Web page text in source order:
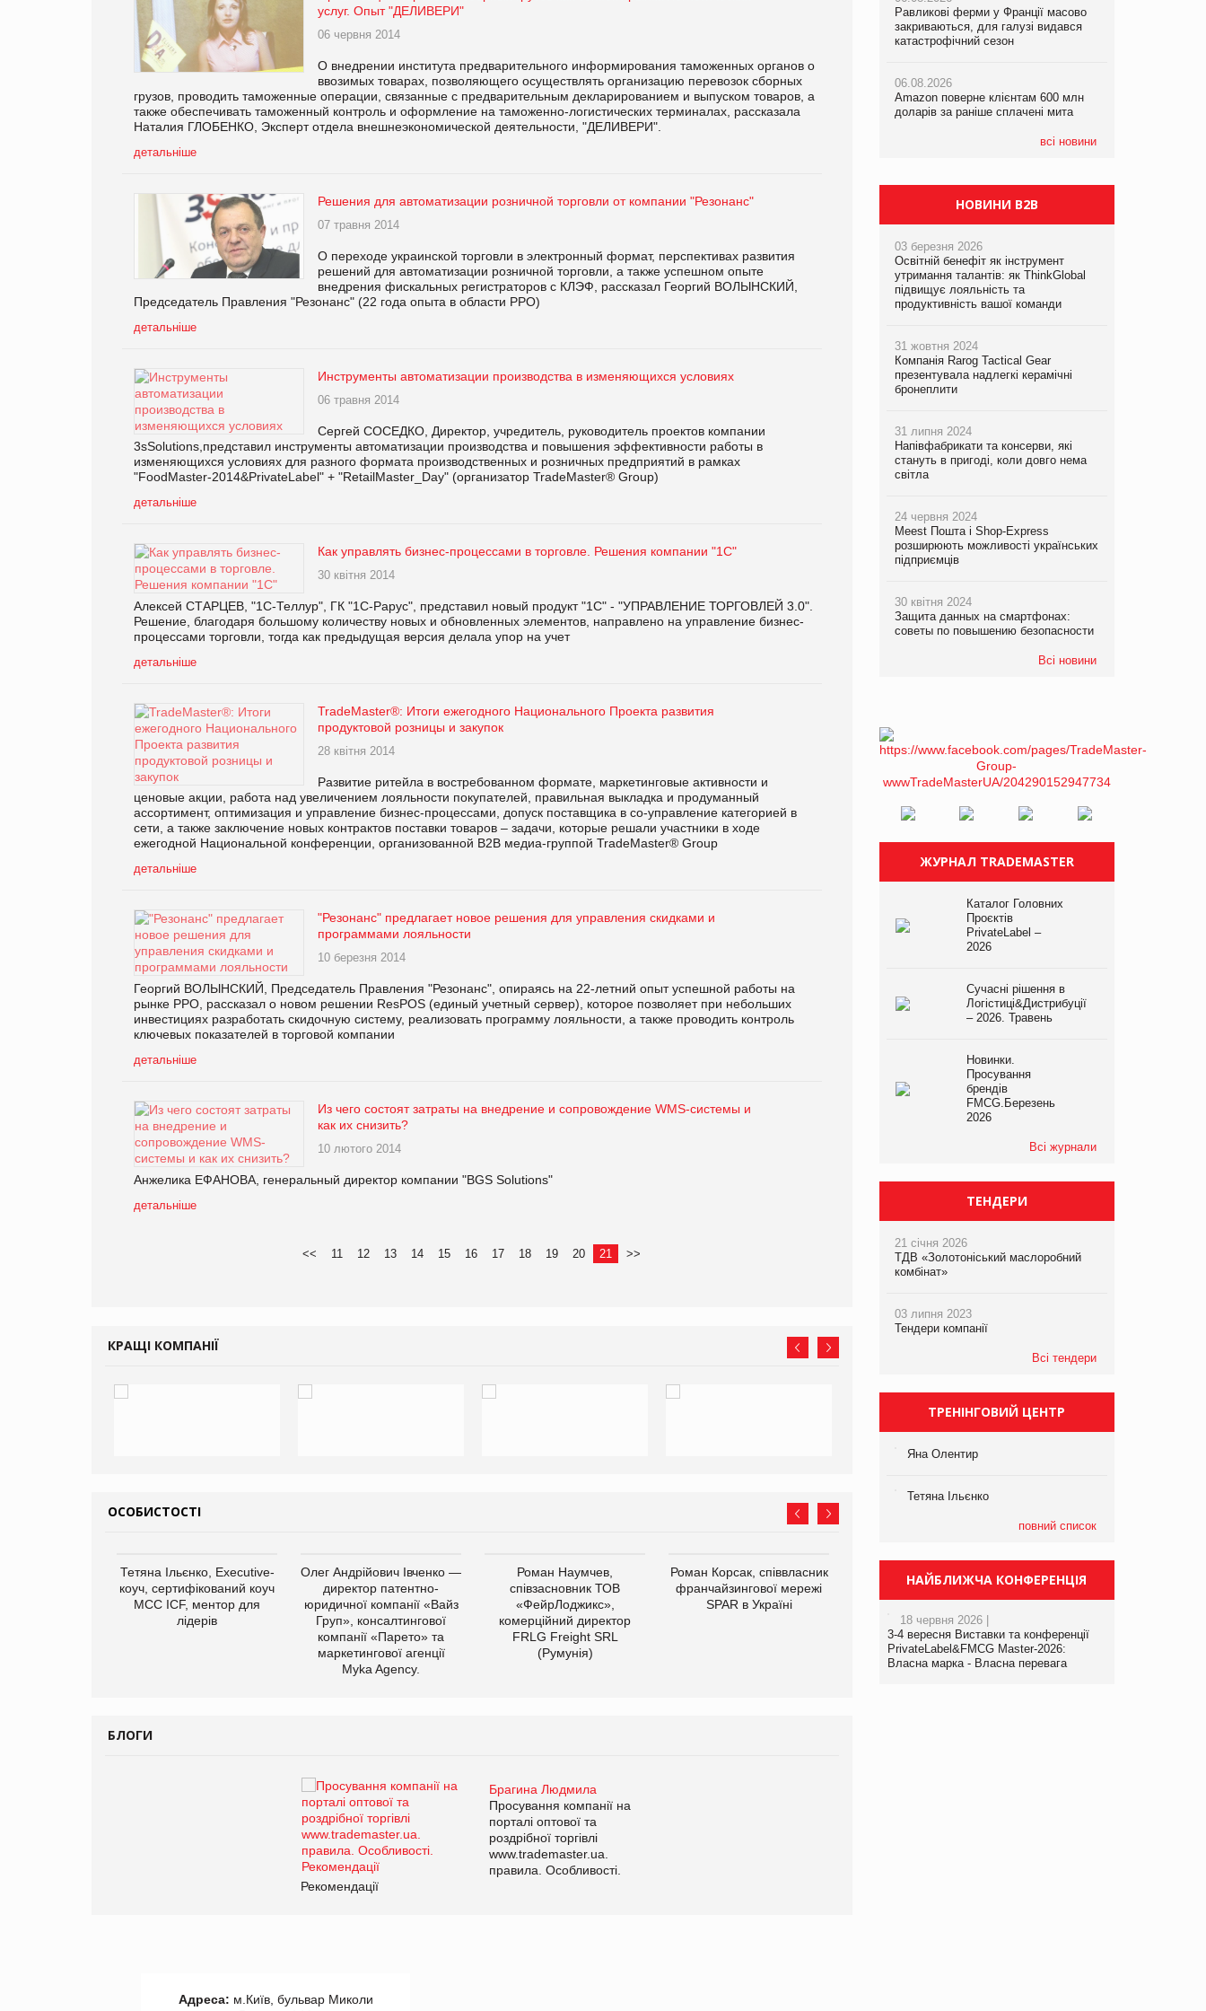
услуг. Опыт "ДЕЛИВЕРИ"
06 червня 2014
О внедрении института предварительного информирования таможенных органов о
ввозимых товарах, позволяющего осуществлять организацию перевозок сборных
грузов, проводить таможенные операции, связанные с предварительным декларированием и выпуском товаров, а
также обеспечивать таможенный контроль и оформление на таможенно-логистических терминалах, рассказала
Наталия ГЛОБЕНКО, Эксперт отдела внешнеэкономической деятельности, "ДЕЛИВЕРИ".
детальніше
Решения для автоматизации розничной торговли от компании "Резонанс"
07 травня 2014
О переходе украинской торговли в электронный формат, перспективах развития
решений для автоматизации розничной торговли, а также успешном опыте
внедрения фискальных регистраторов с КЛЭФ, рассказал Георгий ВОЛЫНСКИЙ,
Председатель Правления "Резонанс" (22 года опыта в области РРО)
детальніше
Инструменты автоматизации производства в изменяющихся условиях
06 травня 2014
Сергей СОСЕДКО, Директор, учредитель, руководитель проектов компании
3sSolutions,представил инструменты автоматизации производства и повышения эффективности работы в
изменяющихся условиях для разного формата производственных и розничных предприятий в рамках
"FoodMaster-2014&PrivateLabel" + "RetailMaster_Day" (организатор TradeMaster® Group)
детальніше
Как управлять бизнес-процессами в торговле. Решения компании "1С"
30 квітня 2014
Алексей СТАРЦЕВ, "1С-Теллур", ГК "1С-Рарус", представил новый продукт "1С" - "УПРАВЛЕНИЕ ТОРГОВЛЕЙ 3.0".
Решение, благодаря большому количеству новых и обновленных элементов, направлено на управление бизнес-
процессами торговли, тогда как предыдущая версия делала упор на учет
детальніше
TradeMaster®: Итоги ежегодного Национального Проекта развития
продуктовой розницы и закупок
28 квітня 2014
Развитие ритейла в востребованном формате, маркетинговые активности и
ценовые акции, работа над увеличением лояльности покупателей, правильная выкладка и продуманный
ассортимент, оптимизация и управление бизнес-процессами, допуск поставщика в со-управление категорией в
сети, а также заключение новых контрактов поставки товаров – задачи, которые решали участники в ходе
ежегодной Национальной конференции, организованной В2В медиа-группой TradeMaster® Group
детальніше
"Резонанс" предлагает новое решения для управления скидками и
программами лояльности
10 березня 2014
Георгий ВОЛЫНСКИЙ, Председатель Правления "Резонанс", опираясь на 22-летний опыт успешной работы на
рынке РРО, рассказал о новом решении ResPOS (единый учетный сервер), которое позволяет при небольших
инвестициях разработать скидочную систему, реализовать программу лояльности, а также проводить контроль
ключевых показателей в торговой компании
детальніше
Из чего состоят затраты на внедрение и сопровождение WMS-системы и
как их снизить?
10 лютого 2014
Анжелика ЕФАНОВА, генеральный директор компании "BGS Solutions"
детальніше
<< 11 12 13 14 15 16 17 18 19 20 21 >>
КРАЩІ КОМПАНІЇ
ОСОБИСТОСТІ
Тетяна Ільєнко, Executive-
коуч, сертифікований коуч
МСС ICF, ментор для
лідерів
Олег Андрійович Івченко —
директор патентно-
юридичної компанії «Вайз
Груп», консалтингової
компанії «Парето» та
маркетингової агенції
Myka Agency.
Роман Наумчев,
співзасновник ТОВ
«ФейрЛоджикс»,
комерційний директор
FRLG Freight SRL
(Румунія)
Роман Корсак, співвласник
франчайзингової мережі
SPAR в Україні
Олексій Логачов-Михайлов
Файно маркет Директор
департаменту з
виробництва
компанії «УкраМарин»
БЛОГИ
Брагина Людмила
Просування компанії на
порталі оптової та
роздрібної торгівлі
www.trademaster.ua.
правила. Особливості.
Рекомендації
Равликові ферми у Франції масово
закриваються, для галузі видався
катастрофічний сезон
06.08.2026
Amazon поверне клієнтам 600 млн
доларів за раніше сплачені мита
всі новини
05.08.2026
ТОКЕРИ
Сергій Лісунов про заморожені
Amazon поверне клієнтам 600 млн
доларів за раніше сплачені мита
У Євросоюзі набули чинності нові
правила щодо штучного інтелекту
НОВИНИ B2B
03 березня 2026
Освітній бенефіт як інструмент
утримання талантів: як ThinkGlobal
підвищує лояльність та
продуктивність вашої команди
31 жовтня 2024
Компанія Rarog Tactical Gear
презентувала надлегкі керамічні
бронеплити
31 липня 2024
Напівфабрикати та консерви, які
стануть в пригоді, коли довго нема
світла
24 червня 2024
Meest Пошта і Shop-Express
розширюють можливості українських
підприємців
30 квітня 2024
Защита данных на смартфонах:
советы по повышению безопасности
Всі новини
ЖУРНАЛ TRADEMASTER
Каталог Головних
Проєктів
PrivateLabel –
2026
Сучасні рішення в
Логістиці&Дистрибуції
– 2026. Травень
Новинки.
Просування
брендів
FMCG.Березень
2026
Всі журнали
ТЕНДЕРИ
21 січня 2026
ТДВ «Золотоніський маслоробний
комбінат»
03 липня 2023
Тендери компанії
Всі тендери
ТРЕНІНГОВИЙ ЦЕНТР
Яна Олентир
Тетяна Ільєнко
повний список
НАЙБЛИЖЧА КОНФЕРЕНЦІЯ
18 червня 2026 |
3-4 вересня Виставки та конференції
PrivateLabel&FMCG Master-2026:
Власна марка - Власна перевага
Адреса: м.Київ, бульвар Миколи